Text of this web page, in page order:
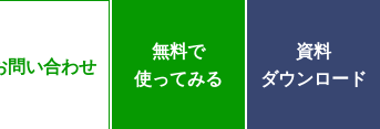
問い合わせ
無料で
使ってみる
資料
ダウンロード